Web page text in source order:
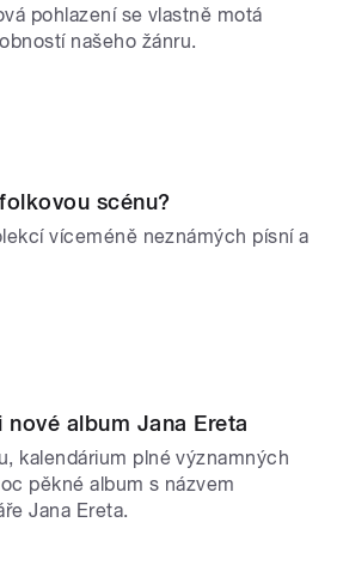
pohlazení se vlastně motá
našeho žánru.
scénu?
víceméně neznámých písní a
album Jana Ereta
kalendárium plné významných
pěkné album s názvem
Jana Ereta.